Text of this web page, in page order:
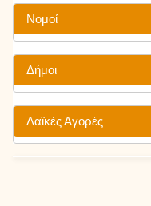
Νομοί
Δήμοι
Λαϊκές Αγορές